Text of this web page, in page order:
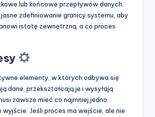
lub końcowe przepływów danych.
zdefiniowanie granicy systemu, aby
istotę zewnętrzną, a co proces
elementy, w których odbywa się
dane, przekształcają je i wysyłają
zawsze mieć co najmniej jedno
wyjście. Jeśli proces ma wejście, ale nie